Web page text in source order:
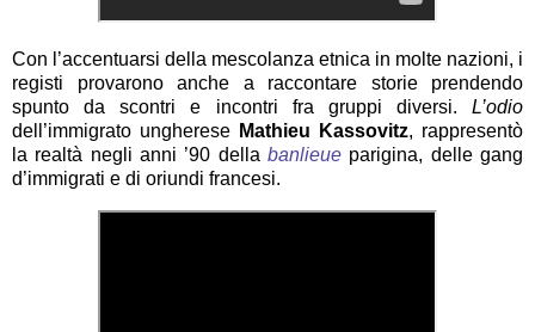
Con l’accentuarsi della mescolanza etnica in molte nazioni, i
registi provarono anche a raccontare storie prendendo
spunto da scontri e incontri fra gruppi diversi. L’odio
dell’immigrato ungherese Mathieu Kassovitz, rappresentò
la realtà negli anni ’90 della banlieue parigina, delle gang
d’immigrati e di oriundi francesi.